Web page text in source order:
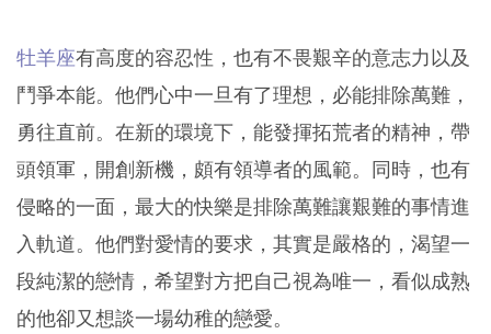
牡羊座有高度的容忍性，也有不畏艱辛的意志力以及
鬥爭本能。他們心中一旦有了理想，必能排除萬難，
勇往直前。在新的環境下，能發揮拓荒者的精神，帶
頭領軍，開創新機，頗有領導者的風範。同時，也有
侵略的一面，最大的快樂是排除萬難讓艱難的事情進
入軌道。他們對愛情的要求，其實是嚴格的，渴望一
段純潔的戀情，希望對方把自己視為唯一，看似成熟
的他卻又想談一場幼稚的戀愛。